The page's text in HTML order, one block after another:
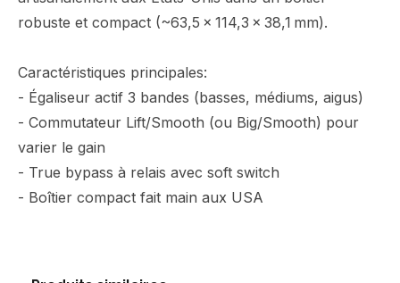
robuste et compact (~63,5 × 114,3 × 38,1 mm).
Caractéristiques principales:
- Égaliseur actif 3 bandes (basses, médiums, aigus)
- Commutateur Lift/Smooth (ou Big/Smooth) pour
varier le gain
- True bypass à relais avec soft switch
- Boîtier compact fait main aux USA